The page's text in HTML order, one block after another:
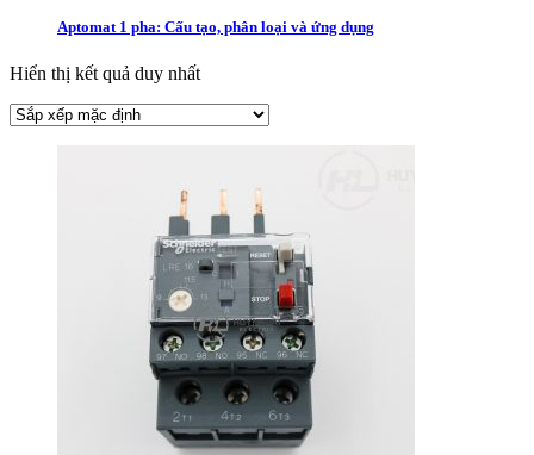
Aptomat 1 pha: Cấu tạo, phân loại và ứng dụng
Hiển thị kết quả duy nhất